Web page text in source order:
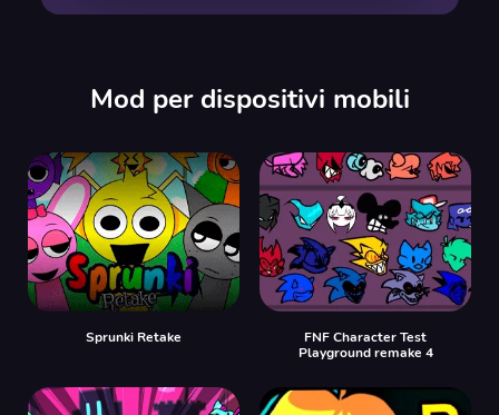
Mod per dispositivi mobili
Sprunki Retake
FNF Character Test
Playground remake 4